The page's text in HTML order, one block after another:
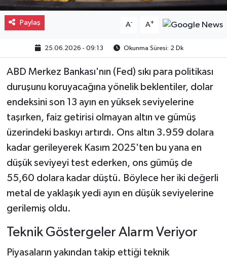
Paylaş A- A+
25.06.2026 - 09:13 Okunma Süresi: 2 Dk
ABD Merkez Bankası'nın (Fed) sıkı para politikası
duruşunu koruyacağına yönelik beklentiler, dolar
endeksini son 13 ayın en yüksek seviyelerine
taşırken, faiz getirisi olmayan altın ve gümüş
üzerindeki baskıyı artırdı. Ons altın 3.959 dolara
kadar gerileyerek Kasım 2025'ten bu yana en
düşük seviyeyi test ederken, ons gümüş de
55,60 dolara kadar düştü. Böylece her iki değerli
metal de yaklaşık yedi ayın en düşük seviyelerine
gerilemiş oldu.
Teknik Göstergeler Alarm Veriyor
Piyasaların yakından takip ettiği teknik